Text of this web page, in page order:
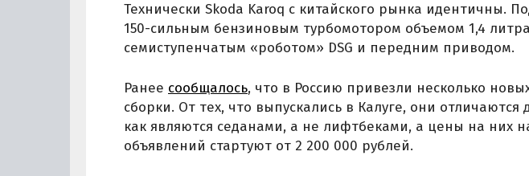
Технически Skoda Karoq с китайского рынка идентичны.
150-сильным бензиновым турбомотором объемом 1,4
семиступенчатым «роботом» DSG и передним приводом.
Ранее сообщалось, что в Россию привезли несколько
сборки. От тех, что выпускались в Калуге, они отличаются
как являются седанами, а не лифтбеками, а цены на них
объявлений стартуют от 2 200 000 рублей.